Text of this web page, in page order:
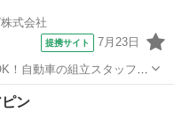
式会社
提携サイト 7月23日
！自動車の組立スタッフ
各部品・ハンドル・足回
ン